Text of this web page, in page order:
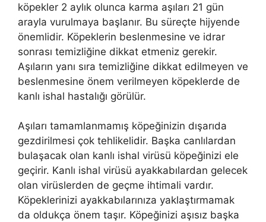
köpekler 2 aylık olunca karma aşıları 21 gün
arayla vurulmaya başlanır. Bu süreçte hijyende
önemlidir. Köpeklerin beslenmesine ve idrar
sonrası temizliğine dikkat etmeniz gerekir.
Aşıların yanı sıra temizliğine dikkat edilmeyen ve
beslenmesine önem verilmeyen köpeklerde de
kanlı ishal hastalığı görülür.
Aşıları tamamlanmamış köpeğinizin dışarıda
gezdirilmesi çok tehlikelidir. Başka canlılardan
bulaşacak olan kanlı ishal virüsü köpeğinizi ele
geçirir. Kanlı ishal virüsü ayakkabılardan gelecek
olan virüslerden de geçme ihtimali vardır.
Köpeklerinizi ayakkabılarınıza yaklaştırmamak
da oldukça önem taşır. Köpeğinizi aşısız başka